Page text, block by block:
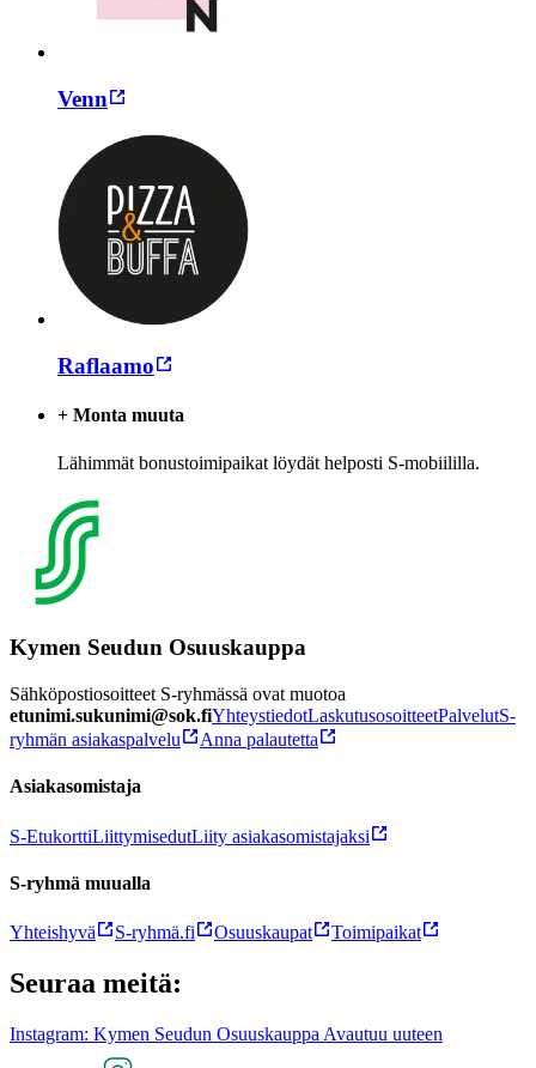
Venn
Raflaamo
+ Monta muuta
Lähimmät bonustoimipaikat löydät helposti S-mobiililla.
Kymen Seudun Osuuskauppa
Sähköpostiosoitteet S-ryhmässä ovat muotoa
etunimi.sukunimi@sok.fiYhteystiedotLaskutusosoitteetPalvelutS-
ryhmän asiakaspalvelu
Anna palautetta
Asiakasomistaja
S-EtukorttiLiittymisedutLiity asiakasomistajaksi
S-ryhmä muualla
Yhteishyvä S-ryhmä.fi Osuuskaupat Toimipaikat
Seuraa meitä:
Instagram: Kymen Seudun Osuuskauppa Avautuu uuteen